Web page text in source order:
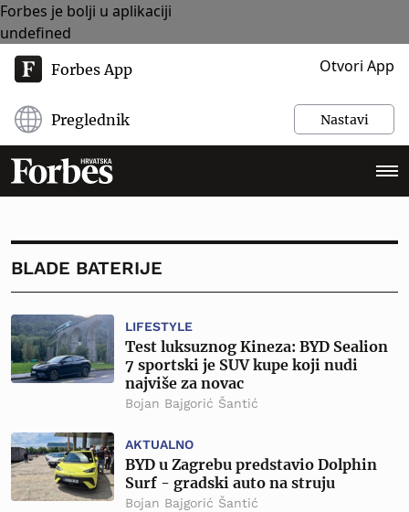
Forbes je bolji u aplikaciji
undefined
Forbes App Otvori App
Preglednik Nastavi
BLADE BATERIJE
LIFESTYLE
Test luksuznog Kineza: BYD Sealion
7 sportski je SUV kupe koji nudi
najviše za novac
Bojan Bajgorić Šantić
AKTUALNO
BYD u Zagrebu predstavio Dolphin
Surf - gradski auto na struju
Bojan Bajgorić Šantić